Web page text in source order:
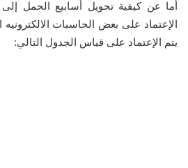
أما عن كيفية تحويل أسابيع الحمل
الإعتماد على بعض الحاسبات
يتم الإعتماد على قياس الجدول التالي: